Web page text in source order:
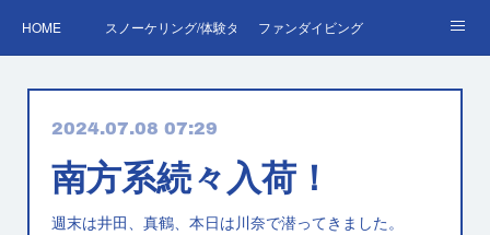
HOME スノーケリング/体験ダイビングファンダイビング
ダイビング・スキルアップレッスン｜プールで安心練習
AOW
プロへの第一歩！ダイブマスターご予約・お問い合わせ
2024.07.08 07:29
南方系続々入荷！
週末は井田、真鶴、本日は川奈で潜ってきました。